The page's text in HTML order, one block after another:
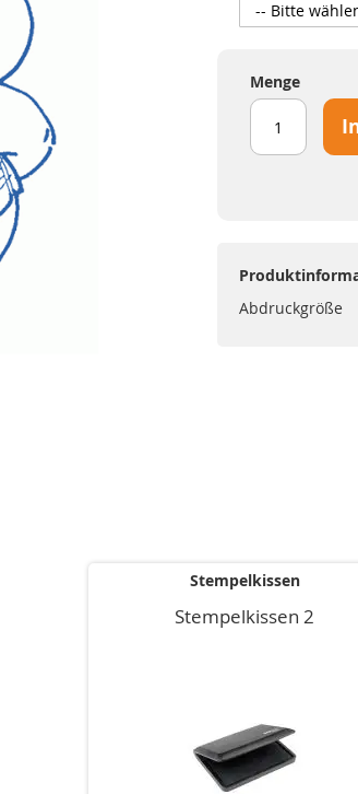
Menge
Abdruckgröße
Stempelkissen
Stempelkissen 2